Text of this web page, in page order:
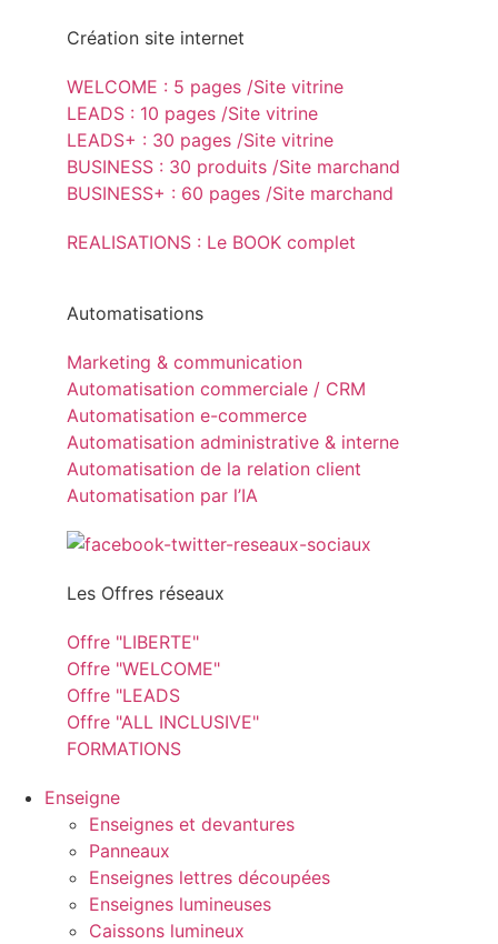
Création site internet
WELCOME : 5 pages /Site vitrine
LEADS : 10 pages /Site vitrine
LEADS+ : 30 pages /Site vitrine
BUSINESS : 30 produits /Site marchand
BUSINESS+ : 60 pages /Site marchand
REALISATIONS : Le BOOK complet
Automatisations
Marketing & communication
Automatisation commerciale / CRM
Automatisation e-commerce
Automatisation administrative & interne
Automatisation de la relation client
Automatisation par l’IA
Les Offres réseaux
Offre "LIBERTE"
Offre "WELCOME"
Offre "LEADS
Offre "ALL INCLUSIVE"
FORMATIONS
Enseigne
Enseignes et devantures
Panneaux
Enseignes lettres découpées
Enseignes lumineuses
Caissons lumineux